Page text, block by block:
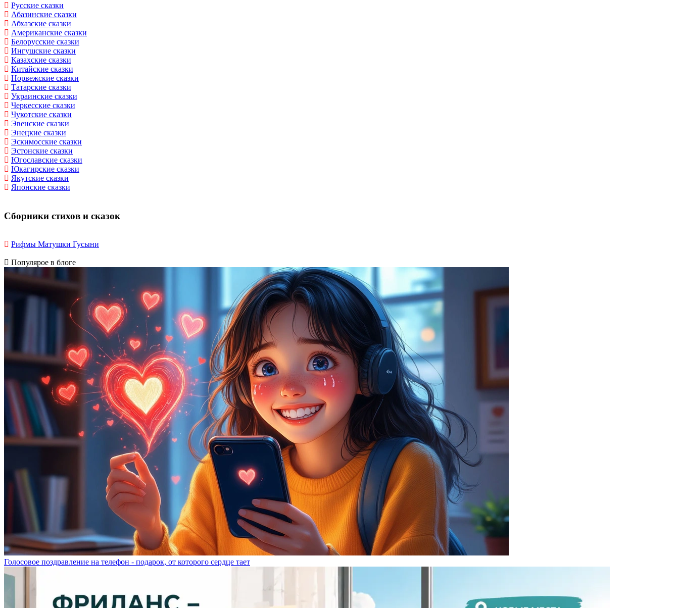
Русские сказки
Абазинские сказки
Абхазские сказки
Американские сказки
Белорусские сказки
Ингушские сказки
Казахские сказки
Китайские сказки
Норвежские сказки
Татарские сказки
Украинские сказки
Черкесские сказки
Чукотские сказки
Эвенские сказки
Энецкие сказки
Эскимосские сказки
Эстонские сказки
Югославские сказки
Юкагирские сказки
Якутские сказки
Японские сказки
Сборники стихов и сказок
Рифмы Матушки Гусыни
Популярое в блоге
Голосовое поздравление на телефон - подарок, от которого сердце тает